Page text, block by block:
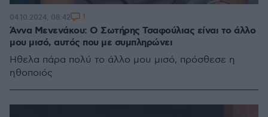
Άννα Μενενάκου: Ο Σωτήρης Τσαφούλιας είναι το άλλο
μου μισό, αυτός που με συμπληρώνει
Ήθελα πάρα πολύ το άλλο μου μισό, πρόσθεσε η
ηθοποιός
04.10.2024, 08:42 1